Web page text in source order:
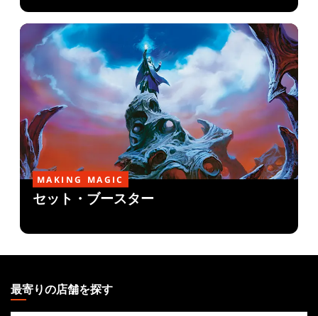
MAKING MAGIC
セット・ブースター
THE
GATHERING
最寄りの店舗を探す